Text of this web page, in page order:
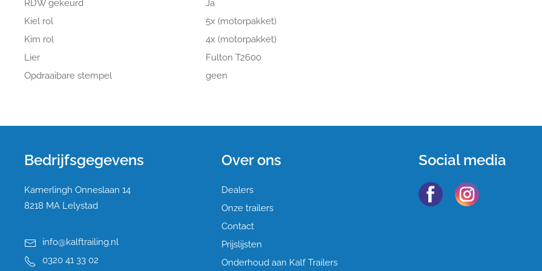
RDW gekeurd
Ja
Kiel rol
5x (motorpakket)
Kim rol
4x (motorpakket)
Lier
Fulton T2600
Opdraaibare stempel
geen
Bedrijfsgegevens
Kamerlingh Onneslaan 14
8218 MA Lelystad
info@kalftrailing.nl
0320 41 33 02
Over ons
Dealers
Onze trailers
Contact
Prijslijsten
Onderhoud aan Kalf Trailers
Social media